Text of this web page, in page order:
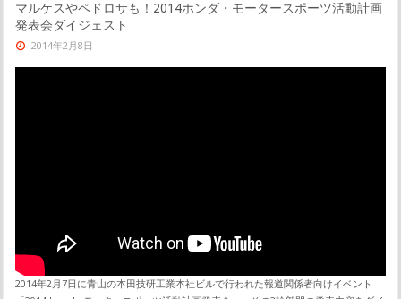
マルケスやペドロサも！2014ホンダ・モータースポーツ活動計画
発表会ダイジェスト
2014年2月8日
2014年2月7日に青山の本田技研工業本社ビルで行われた報道関係者向けイベント